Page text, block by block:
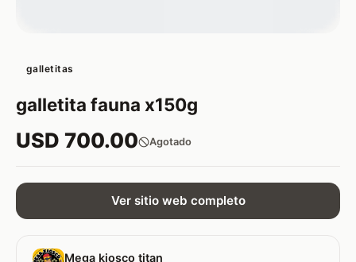
galletitas
galletita fauna x150g
USD 700.00 Agotado
Ver sitio web completo
Mega kiosco titan